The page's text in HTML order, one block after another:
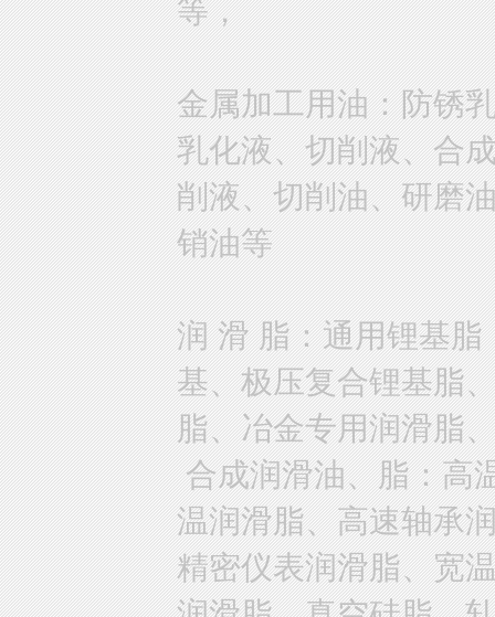
等，
金属加工用油：防锈
乳化液、切削液、合
削液、切削油、研磨
销油等
润 滑 脂：通用锂基
基、极压复合锂基脂
脂、冶金专用润滑脂
合成润滑油、脂：高
温润滑脂、高速轴承
精密仪表润滑脂、宽